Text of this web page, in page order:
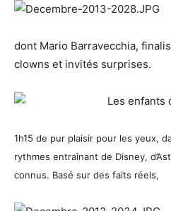
dont Mario Barravecchia,
clowns et invités surprises.
1h15 de pur plaisir pour les yeux,
rythmes entraînant de Disney,
connus. Basé sur des faits réels,